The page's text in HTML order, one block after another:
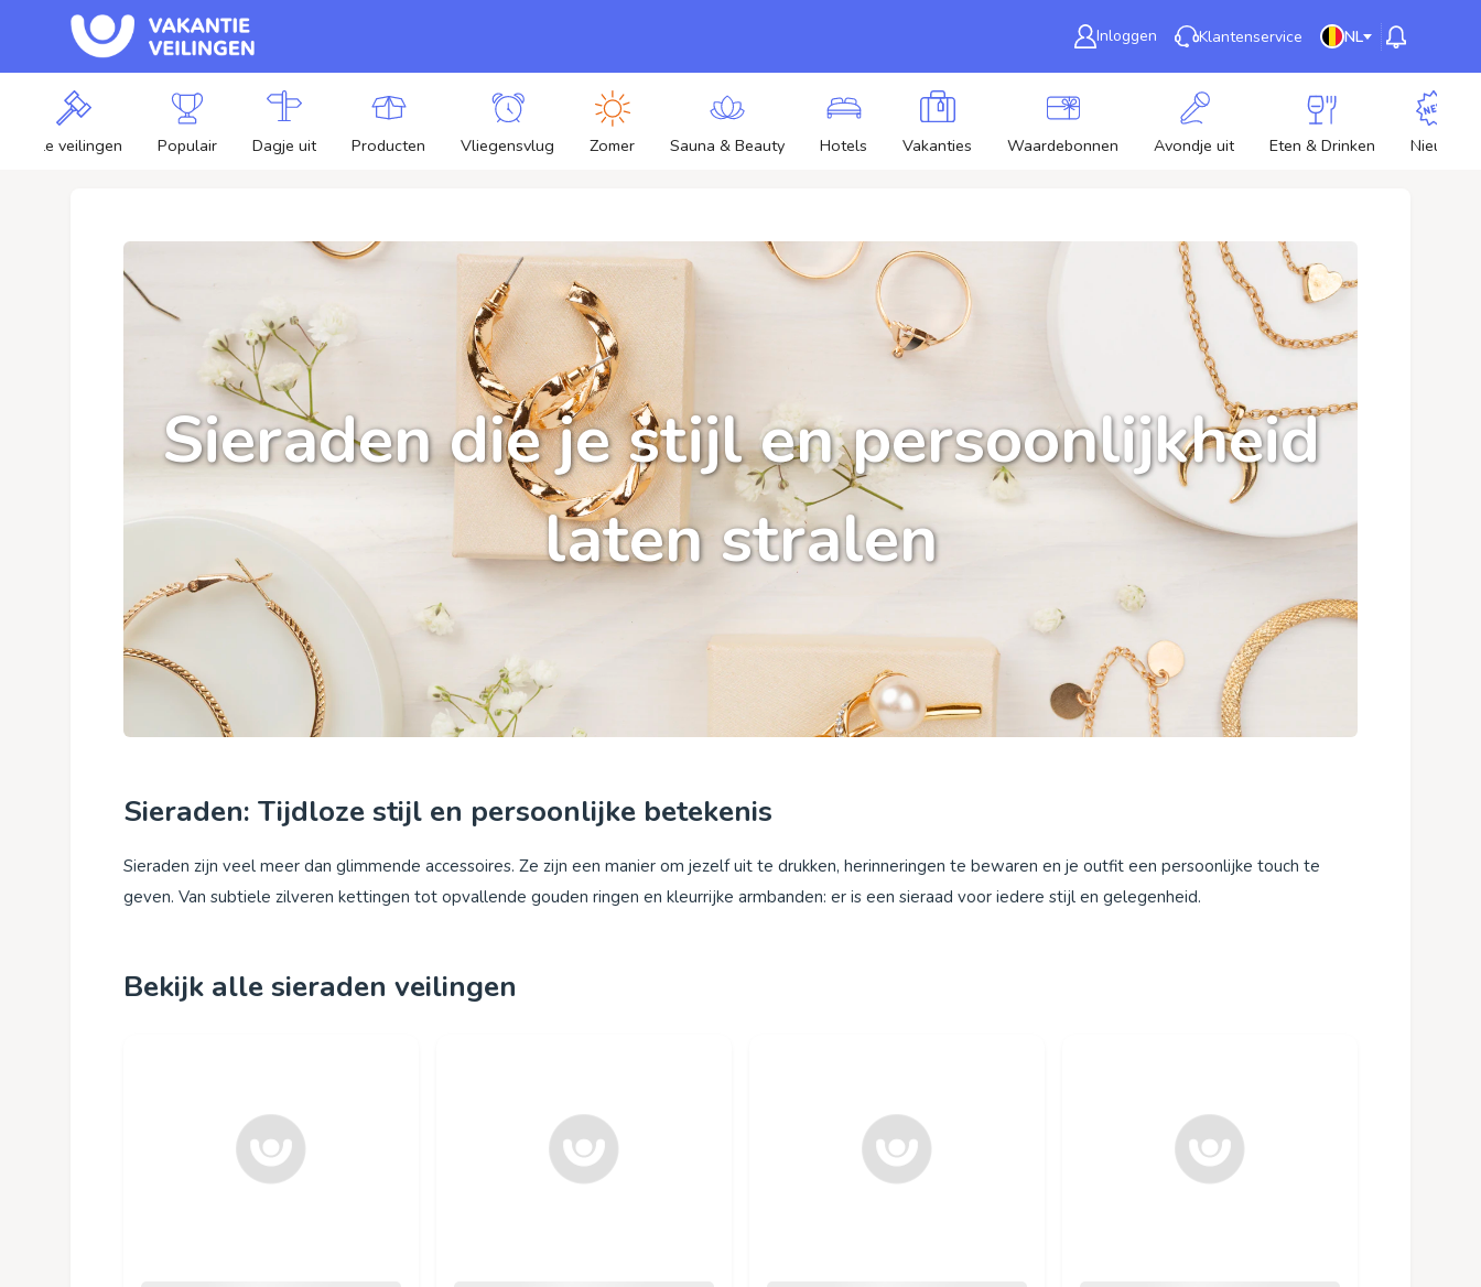
Inloggen Klantenservice NL
Alle veilingen Populair Dagje uit Producten Vliegensvlug Zomer Sauna & Beauty Hotels Vakanties Waardebonnen Avondje uit Eten & Drinken Nieuw
Sieraden die je stijl en persoonlijkheid
laten stralen
Sieraden: Tijdloze stijl en persoonlijke betekenis
Sieraden zijn veel meer dan glimmende accessoires. Ze zijn een manier om jezelf uit te drukken, herinneringen te bewaren en je outfit een persoonlijke touch te
geven. Van subtiele zilveren kettingen tot opvallende gouden ringen en kleurrijke armbanden: er is een sieraad voor iedere stijl en gelegenheid.
Bekijk alle sieraden veilingen